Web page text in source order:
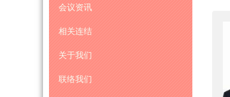
会议资讯
相关连结
关于我们
联络我们